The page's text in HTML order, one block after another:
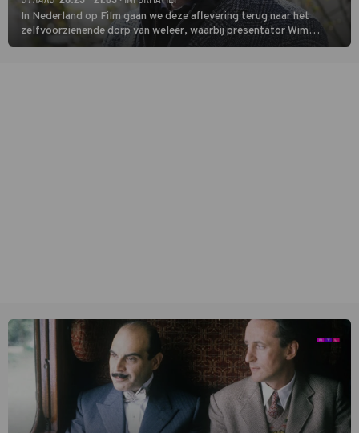
In Nederland op Film gaan we deze aflevering terug naar het
zelfvoorzienende dorp van weleer, waarbij presentator Wim
Daniëls de kijkers meeneemt op reis door de tijd aan de hand van